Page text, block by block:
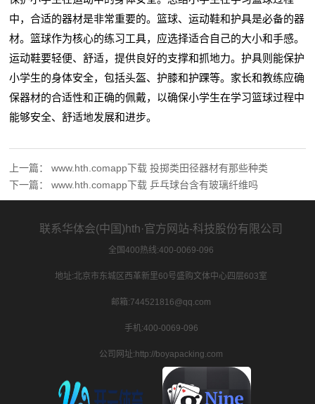
中，合适的器材是非常重要的。篮球、运动鞋和护具是必备的器
材。篮球作为核心的练习工具，应选择适合自己的大小和手感。
运动鞋要轻便、舒适，提供良好的支撑和抓地力。护具则能保护
小学生的身体安全，包括头盔、护膝和护踝等。家长和教练应确
保器材的合适性和正确的佩戴，以确保小学生在学习篮球过程中
能够安全、舒适地发展和进步。
上一篇：www.hth.comapp下载 投掷类田径器材有那些种类
下一篇：www.hth.comapp下载 乒乓球台含有玻璃纤维吗
联系华体会(中国)hth·官方网站-科技股份有限公司
全国400热线:400-0069-096
地址:北京市东城区西革新里60号盛购文体中心四层603室
邮箱:744521816@qq.com
手机:400-0069-096
公司网址:http://boyapacking.com